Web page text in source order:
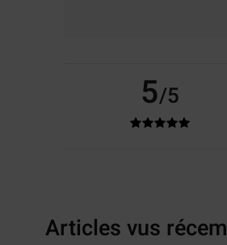
5/5
Articles vus